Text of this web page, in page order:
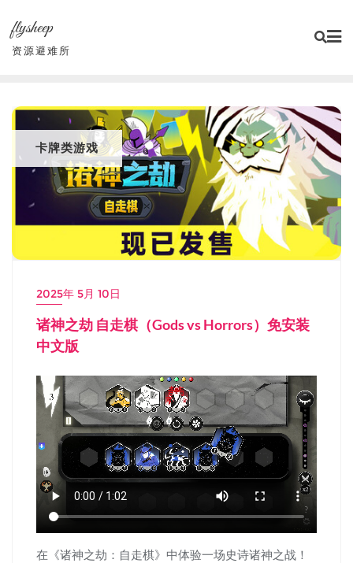
content
flysheep
资源避难所
卡牌类游戏
2025年 5月 10日
诸神之劫 自走棋（Gods vs Horrors）免安装
中文版
在《诸神之劫：自走棋》中体验一场史诗诸神之战！